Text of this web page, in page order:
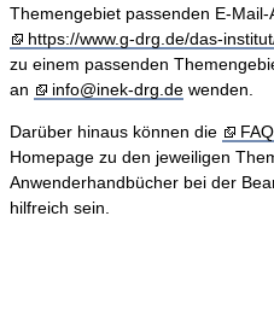
Themengebiet passenden E-
https://www.g-drg.de/das-
zu einem passenden
an
info@inek-drg.de wenden.
Darüber hinaus können die
Homepage zu den jeweiligen
Anwenderhandbücher bei der
hilfreich sein.